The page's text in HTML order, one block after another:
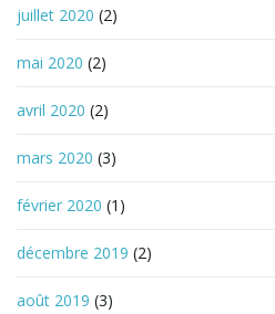
juillet 2020 (2)
mai 2020 (2)
avril 2020 (2)
mars 2020 (3)
février 2020 (1)
décembre 2019 (2)
août 2019 (3)